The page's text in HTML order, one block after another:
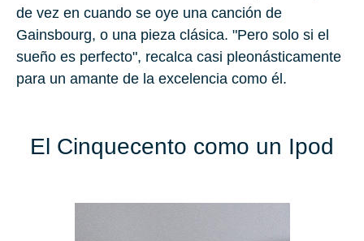
de vez en cuando se oye una canción de
Gainsbourg, o una pieza clásica. "Pero solo si el
sueño es perfecto", recalca casi pleonásticamente
para un amante de la excelencia como él.
El Cinquecento como un Ipod